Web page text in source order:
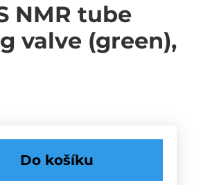
NMR tube
valve (green),
Do košíku